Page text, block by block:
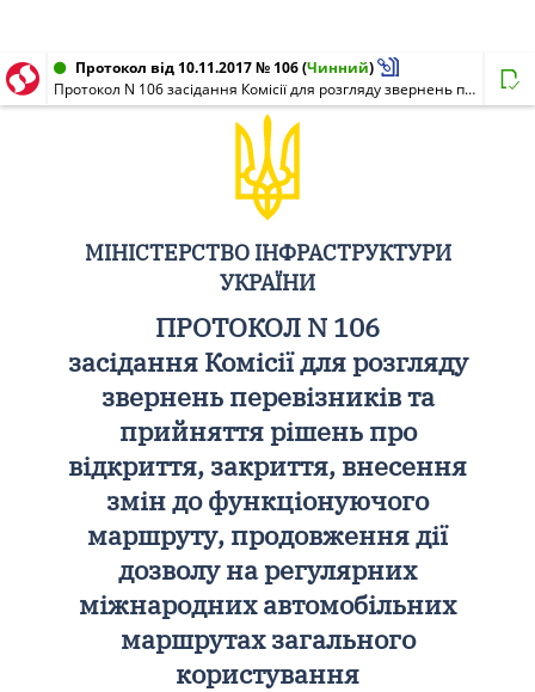
Протокол від 10.11.2017 № 106(Чинний)
Протокол N 106 засідання Комісії для розгляду звернень перевізників та прийняття рішень про відкриття, закриття, внесення змін до функціонуючого маршруту, продовження дії дозволу на регулярних міжнародних автомобільних маршрутах загального користування
МІНІСТЕРСТВО ІНФРАСТРУКТУРИ
УКРАЇНИ
ПРОТОКОЛ N 106
засідання Комісії для розгляду
звернень перевізників та
прийняття рішень про
відкриття, закриття, внесення
змін до функціонуючого
маршруту, продовження дії
дозволу на регулярних
міжнародних автомобільних
маршрутах загального
користування